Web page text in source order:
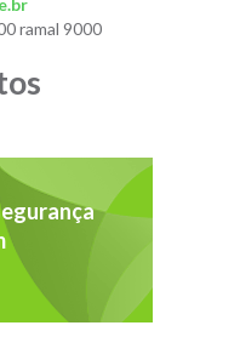
ramal 9000